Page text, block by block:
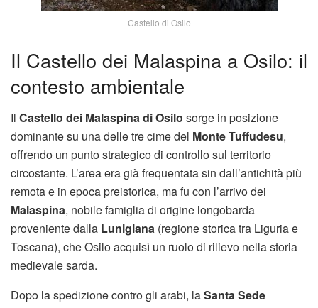
Castello di Osilo
Il Castello dei Malaspina a Osilo: il
contesto ambientale
Il Castello dei Malaspina di Osilo sorge in posizione
dominante su una delle tre cime del Monte Tuffudesu,
offrendo un punto strategico di controllo sul territorio
circostante. L’area era già frequentata sin dall’antichità più
remota e in epoca preistorica, ma fu con l’arrivo dei
Malaspina, nobile famiglia di origine longobarda
proveniente dalla Lunigiana (regione storica tra Liguria e
Toscana), che Osilo acquisì un ruolo di rilievo nella storia
medievale sarda.
Dopo la spedizione contro gli arabi, laSanta Sede